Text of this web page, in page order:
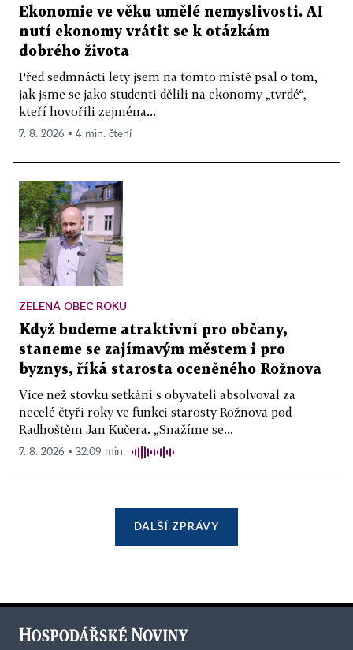
Ekonomie ve věku umělé nemyslivosti. AI
nutí ekonomy vrátit se k otázkám
dobrého života
Před sedmnácti lety jsem na tomto místě psal o tom,
jak jsme se jako studenti dělili na ekonomy „tvrdé“,
kteří hovořili zejména...
7. 8. 2026 ▪ 4 min. čtení
ZELENÁ OBEC ROKU
Když budeme atraktivní pro občany,
staneme se zajímavým městem i pro
byznys, říká starosta oceněného Rožnova
Více než stovku setkání s obyvateli absolvoval za
necelé čtyři roky ve funkci starosty Rožnova pod
Radhoštěm Jan Kučera. „Snažíme se...
7. 8. 2026 ▪ 32:09 min.
DALŠÍ ZPRÁVY